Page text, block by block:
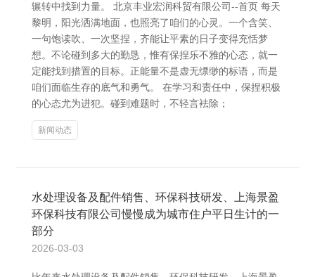
辗转中找到力量。 北京丰业宏润科贸有限公司--首页 每天
黎明，阳光洒满地面，也照亮了咱们的心灵。一个含笑、
一句饱读吹、一次坚捏，齐能让平素的日子变得充恬梦
想。不论碰到多大的勤恳，惟有保捏乐不雅的心态，就一
定能找到措置的目标。正能量不是虚无缥缈的标语，而是
咱们面临生存的底气和勇气。 在学习和责任中，保捏积极
的心态尤为进犯。碰到难题时，不轻言袪除；
新闻动态
水处理设备及配件销售、环保科技研发、上海景盈
环保科技有限公司慢慢成为城市住户平日生计的一
部分
2026-03-03